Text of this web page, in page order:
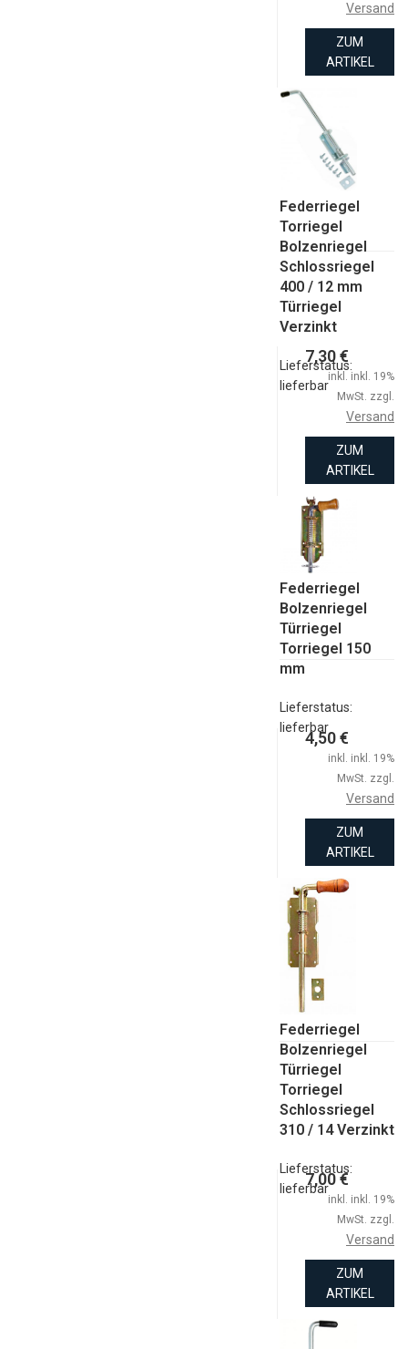
Versand
ZUM
ARTIKEL
Federriegel
Torriegel
Bolzenriegel
Schlossriegel
400 / 12 mm
Türriegel
Verzinkt
Lieferstatus:
lieferbar
7,30 €
inkl. inkl. 19%
MwSt. zzgl.
Versand
ZUM
ARTIKEL
Federriegel
Bolzenriegel
Türriegel
Torriegel 150
mm
Lieferstatus:
lieferbar
4,50 €
inkl. inkl. 19%
MwSt. zzgl.
Versand
ZUM
ARTIKEL
Federriegel
Bolzenriegel
Türriegel
Torriegel
Schlossriegel
310 / 14 Verzinkt
Lieferstatus:
lieferbar7,00 €
inkl. inkl. 19%
MwSt. zzgl.
Versand
ZUM
ARTIKEL